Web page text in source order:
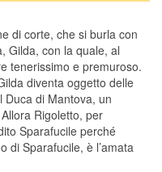
di corte, che si burla con
Gilda, con la quale, al
tenerissimo e premuroso.
diventa oggetto delle
Duca di Mantova, un
Rigoletto, per
Sparafucile perché
di Sparafucile, è l’amata